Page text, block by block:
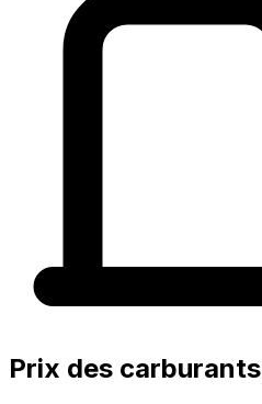
Prix des carburants